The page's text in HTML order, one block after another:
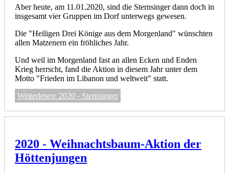
Aber heute, am 11.01.2020, sind die Sternsinger dann doch in
insgesamt vier Gruppen im Dorf unterwegs gewesen.
Die "Heiligen Drei Könige aus dem Morgenland" wünschten
allen Matzenern ein fröhliches Jahr.
Und weil im Morgenland fast an allen Ecken und Enden
Krieg herrscht, fand die Aktion in diesem Jahr unter dem
Motto "Frieden im Libanon und weltweit" statt.
Weiterlesen: 2020 - Sternsinger
2020 - Weihnachtsbaum-Aktion der
Höttenjungen